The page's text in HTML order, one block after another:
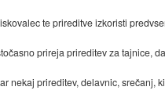
te prireditve izkoristi
prireja prireditev za tajnice,
nekaj prireditev, delavnic, srečanj,